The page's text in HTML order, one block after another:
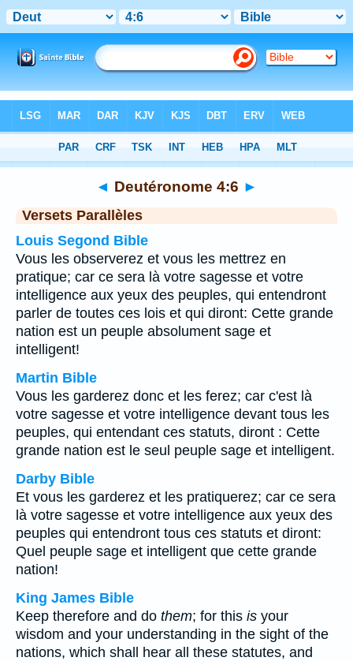
>Chapitre 4 > Verset 6
◄ Deutéronome 4:6 ►
Versets Parallèles
Louis Segond Bible
Vous les observerez et vous les mettrez en
pratique; car ce sera là votre sagesse et votre
intelligence aux yeux des peuples, qui entendront
parler de toutes ces lois et qui diront: Cette grande
nation est un peuple absolument sage et
intelligent!
Martin Bible
Vous les garderez donc et les ferez; car c'est là
votre sagesse et votre intelligence devant tous les
peuples, qui entendant ces statuts, diront : Cette
grande nation est le seul peuple sage et intelligent.
Darby Bible
Et vous les garderez et les pratiquerez; car ce sera
là votre sagesse et votre intelligence aux yeux des
peuples qui entendront tous ces statuts et diront:
Quel peuple sage et intelligent que cette grande
nation!
King James Bible
Keep therefore and do them; for this is your
wisdom and your understanding in the sight of the
nations, which shall hear all these statutes, and